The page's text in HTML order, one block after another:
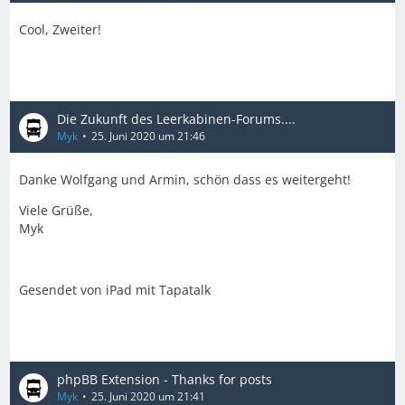
Cool, Zweiter!
Die Zukunft des Leerkabinen-Forums....
Myk 25. Juni 2020 um 21:46
Danke Wolfgang und Armin, schön dass es weitergeht!
Viele Grüße,
Myk
Gesendet von iPad mit Tapatalk
phpBB Extension - Thanks for posts
Myk 25. Juni 2020 um 21:41